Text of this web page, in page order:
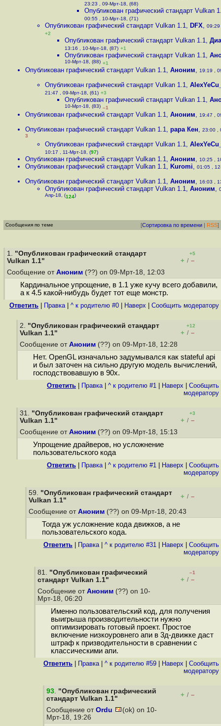
23:23 , 09-Мрт-18, (68)
Опубликован графический стандарт Vulkan
00:55 , 10-Мрт-18, (71)
Опубликован графический стандарт Vulkan 1.1, DFX, 09:29
+2
Опубликован графический стандарт Vulkan 1.1,
13:16 , 10-Мрт-18, (87) +1
Опубликован графический стандарт Vulkan 1.1,
10-Мрт-18, (88) +1
Опубликован графический стандарт Vulkan 1.1, Аноним, 19:19 ,
Опубликован графический стандарт Vulkan 1.1,
21:47 , 09-Мрт-18, (61) +3
Опубликован графический стандарт Vulkan 1.1,
10-Мрт-18, (83) –1
Опубликован графический стандарт Vulkan 1.1, Аноним, 19:47 ,
Опубликован графический стандарт Vulkan 1.1, рара Кен, 23:00 ,
3
Опубликован графический стандарт Vulkan 1.1,
10:17 , 11-Мрт-18, (97)
Опубликован графический стандарт Vulkan 1.1, Аноним, 10:25 ,
Опубликован графический стандарт Vulkan 1.1, Kuromi, 01:05 ,
Опубликован графический стандарт Vulkan 1.1, Аноним, 16:03 ,
Опубликован графический стандарт Vulkan 1.1, Аноним,
Апр-18, (124)
Сообщения по теме [Сортировка по времени | RSS]
1. "Опубликован графический стандарт
Vulkan 1.1"
+5
+ / –
Сообщение от Аноним (??) on 09-Мрт-18, 12:03
Кардинальное упрощение, в 1.1 уже кучу всего добавили,
а к 4.5 какой-нибудь будет тот еще монстр.
Ответить Правка| ^ к родителю #0 Наверх Cообщить модератору
2. "Опубликован графический стандарт
Vulkan 1.1"
+12
+ / –
Сообщение от Аноним (??) on 09-Мрт-18, 12:28
Нет. OpenGL изначально задумывался как stateful api
и был заточен на сильно другую модель вычислений,
господствовавшую в 90х.
Ответить Правка| ^ к родителю #1 Наверх
Cообщить
модератору
31. "Опубликован графический стандарт
Vulkan 1.1"
+3
+ / –
Сообщение от Аноним (??) on 09-Мрт-18, 15:13
Упрощение драйверов, но усложнение
пользовательского кода
Ответить Правка| ^ к родителю #1 Наверх
Cообщить
модератору
59. "Опубликован графический стандарт
Vulkan 1.1"
+ / –
Сообщение от Аноним (??) on 09-Мрт-18, 20:43
Тогда уж усложнение кода движков, а не
пользовательского кода.
Ответить Правка| ^ к родителю #31 Наверх
Cообщить
модератору
81. "Опубликован графический
стандарт Vulkan 1.1"
–1
+ / –
Сообщение от Аноним (??) on 10-
Мрт-18, 06:20
Именно пользовательский код, для получения
выигрыша производительности нужно
оптимизировать готовый проект. Простое
включение низкоуровнего апи в 3д-движке даст
штраф к призводительности в сравнении с
классическими апи.
Ответить Правка| ^ к родителю #59 Наверх
Cообщить
модератору
93. "Опубликован графический
стандарт Vulkan 1.1"
+ / –
Сообщение от Ordu
(ok) on 10-
Мрт-18, 19:26